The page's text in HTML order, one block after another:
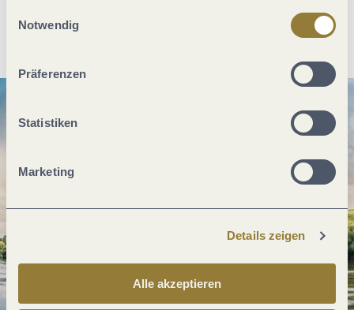
jederzeit widerrufen werden. Mit der Auswahl "Alle
ablehnen" kann es zu Beeinträchtigungen in der Nutzung
Notwendig
Präferenzen
Statistiken
Marketing
Details zeigen
Alle akzeptieren
Anreise planen PDF erzeugen